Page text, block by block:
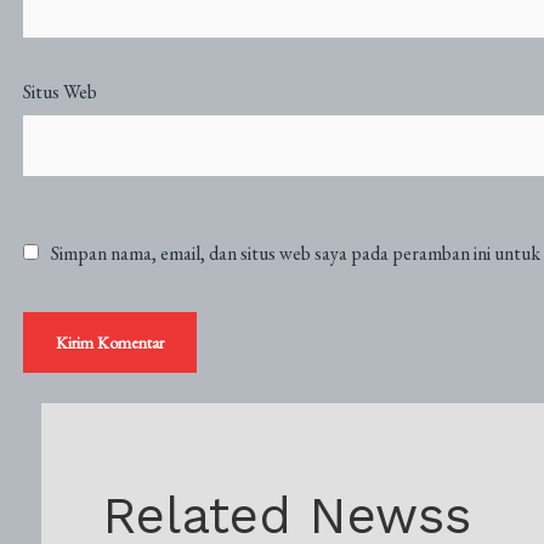
Situs Web
Simpan nama, email, dan situs web saya pada peramban ini
Related Newss